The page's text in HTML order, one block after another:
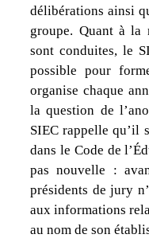
délibérations ainsi
groupe. Quant à la
sont conduites, le
possible pour
organise chaque
la question de
SIEC rappelle qu’il
dans le Code de
pas nouvelle :
présidents de jury
aux informations
au nom de son